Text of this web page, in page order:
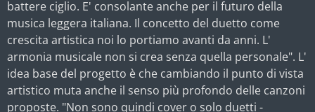
battere ciglio. E' consolante anche per il futuro della
musica leggera italiana. Il concetto del duetto come
crescita artistica noi lo portiamo avanti da anni. L'
armonia musicale non si crea senza quella personale". L'
idea base del progetto è che cambiando il punto di vista
artistico muta anche il senso più profondo delle canzoni
proposte. "Non sono quindi cover o solo duetti -